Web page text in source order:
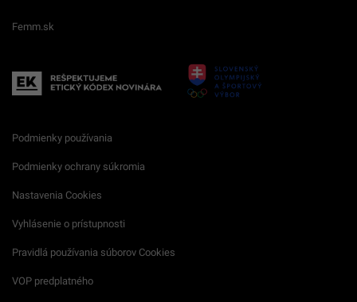
Femm.sk
Podmienky používania
Podmienky ochrany súkromia
Nastavenia Cookies
Vyhlásenie o prístupnosti
Pravidlá používania súborov Cookies
VOP predplatného